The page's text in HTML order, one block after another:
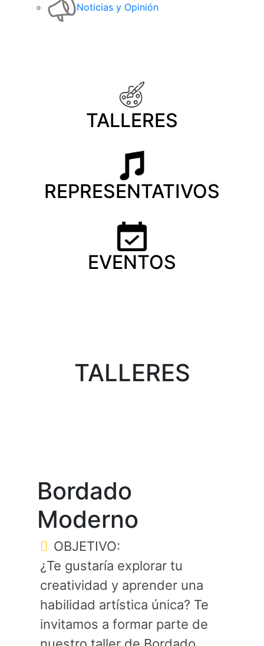
Noticias y Opinión
TALLERES
REPRESENTATIVOS
EVENTOS
TALLERES
Bordado
Moderno
OBJETIVO:
¿Te gustaría explorar tu
creatividad y aprender una
habilidad artística única? Te
invitamos a formar parte de